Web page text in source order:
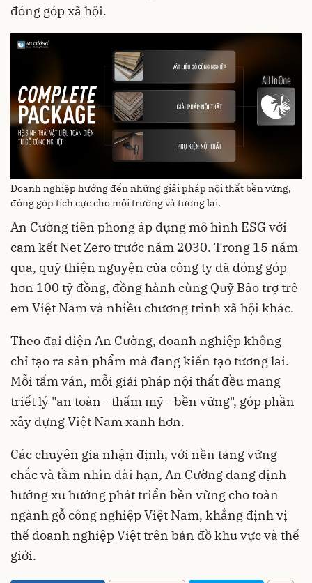
đóng góp xã hội.
Doanh nghiệp hướng đến những giải pháp nội thất bền vững,
đóng góp tích cực cho môi trường và tương lai.
An Cường tiên phong áp dụng mô hình ESG với
cam kết Net Zero trước năm 2030. Trong 15 năm
qua, quỹ thiện nguyện của công ty đã đóng góp
hơn 100 tỷ đồng, đồng hành cùng Quỹ Bảo trợ trẻ
em Việt Nam và nhiều chương trình xã hội khác.
Theo đại diện An Cường, doanh nghiệp không
chỉ tạo ra sản phẩm mà đang kiến tạo tương lai.
Mỗi tấm ván, mỗi giải pháp nội thất đều mang
triết lý "an toàn - thẩm mỹ - bền vững", góp phần
xây dựng Việt Nam xanh hơn.
Các chuyên gia nhận định, với nền tảng vững
chắc và tầm nhìn dài hạn, An Cường đang định
hướng xu hướng phát triển bền vững cho toàn
ngành gỗ công nghiệp Việt Nam, khẳng định vị
thế doanh nghiệp Việt trên bản đồ khu vực và thế
giới.